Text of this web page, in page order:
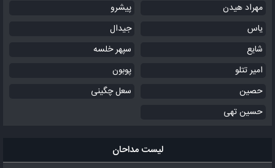
مهراد هیدن
پیشرو
یاس
جیدال
شایع
سپهر خلسه
امیر تتلو
پوبون
حصین
سعل چگینی
حسین تهی
لیست مداحان